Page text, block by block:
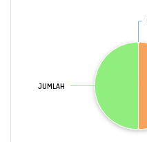
JUMLAH
JUMLAH